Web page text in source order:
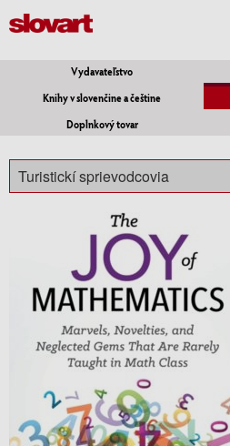
Vydavateľstvo
Knihy v slovenčine a češtine
Doplnkový tovar